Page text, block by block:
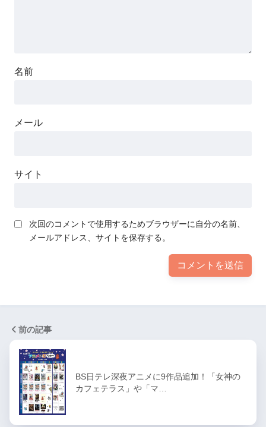
名前
メール
サイト
次回のコメントで使用するためブラウザーに自分の名前、
メールアドレス、サイトを保存する。
前の記事
BS日テレ深夜アニメに9作品追加！「女神の
カフェテラス」や「マ…